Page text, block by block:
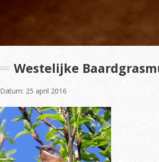
Westelijke
Datum: 25 april 2016